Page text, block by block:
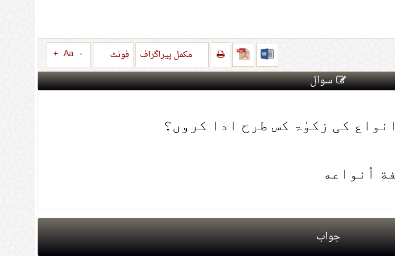
مکمل پیراگراف فونٹ -
Aa
+
سوال
کی زکوٰۃ کس طرح ادا کروں؟
أنواعه
جواب